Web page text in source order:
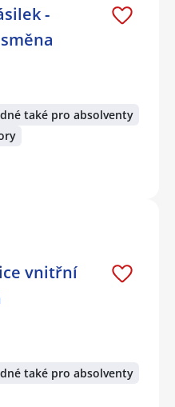
-
také pro absolventy
vnitřní
také pro absolventy